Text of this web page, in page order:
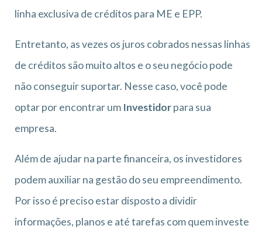
linha exclusiva de créditos para ME e EPP.
Entretanto, as vezes os juros cobrados nessas linhas
de créditos são muito altos e o seu negócio pode
não conseguir suportar. Nesse caso, você pode
optar por encontrar um Investidorpara sua
empresa.
Além de ajudar na parte financeira, os investidores
podem auxiliar na gestão do seu empreendimento.
Por isso é preciso estar disposto a dividir
informações, planos e até tarefas com quem investe